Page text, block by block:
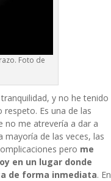
Foto de
y no he tenido
Es una de las
no me atrevería a dar a
mayoría de las veces, las
pero me
en un lugar donde
de forma inmediata. En